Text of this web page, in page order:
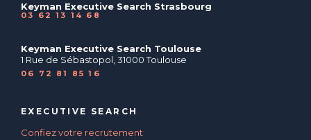
Keyman Executive Search Strasbourg
03 62 13 14 68
Keyman Executive Search Toulouse
1 Rue de Sébastopol, 31000 Toulouse
06 72 81 85 16
EXECUTIVE SEARCH
Confiez votre recrutement